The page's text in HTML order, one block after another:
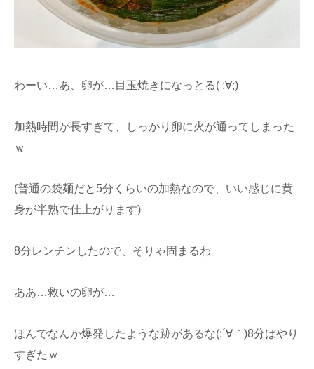
わーい…あ、卵が…目玉焼きになっとる( ;∀;)
加熱時間が長すぎて、しっかり卵に火が通ってしまった
ｗ
(普通の袋麺だと5分くらいの加熱なので、いい感じに黄
身が半熟で仕上がります)
8分レンチンしたので、そりゃ固まるわ
ああ…救いの卵が…
ほんでなんか爆発したような跡があるな(;´∀｀)8分はやり
すぎたｗ